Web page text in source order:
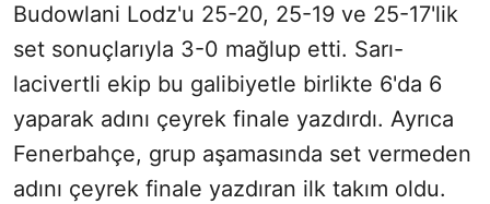
Budowlani Lodz'u 25-20, 25-19 ve 25-17'lik
set sonuçlarıyla 3-0 mağlup etti. Sarı-
lacivertli ekip bu galibiyetle birlikte 6'da 6
yaparak adını çeyrek finale yazdırdı. Ayrıca
Fenerbahçe, grup aşamasında set vermeden
adını çeyrek finale yazdıran ilk takım oldu.